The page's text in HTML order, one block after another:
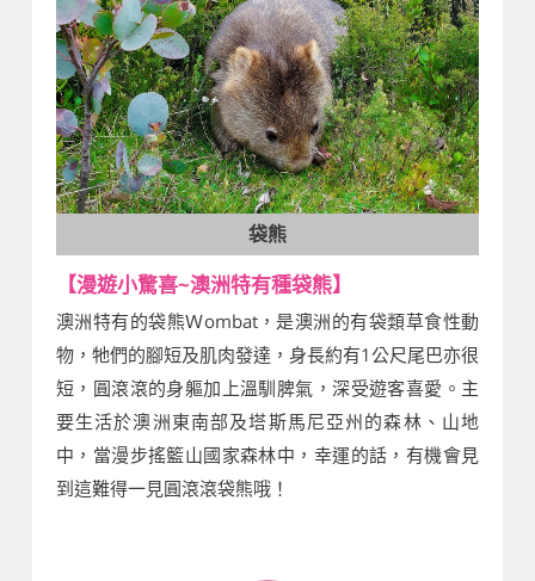
袋熊
【漫遊小驚喜~澳洲特有種袋熊】
澳洲特有的袋熊Ｗombat，是澳洲的有袋類草食性動
物，牠們的腳短及肌肉發達，身長約有1公尺尾巴亦很
短，圓滾滾的身軀加上溫馴脾氣，深受遊客喜愛。主
要生活於澳洲東南部及塔斯馬尼亞州的森林、山地
中，當漫步搖籃山國家森林中，幸運的話，有機會見
到這難得一見圓滾滾袋熊哦！